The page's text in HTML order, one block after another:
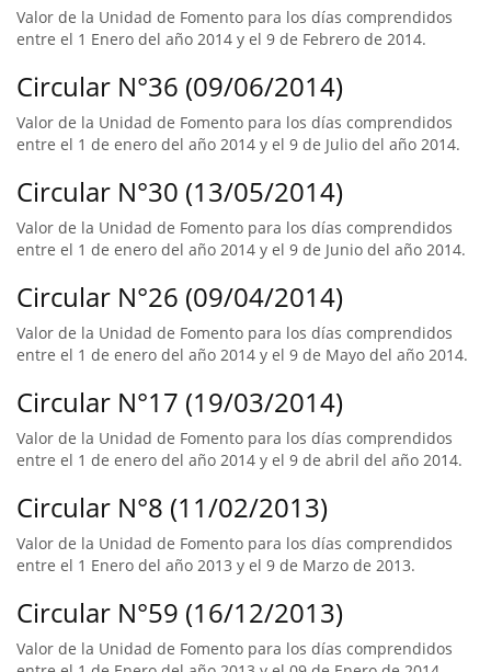
Valor de la Unidad de Fomento para los días comprendidos
entre el 1 Enero del año 2014 y el 9 de Febrero de 2014.
Circular N°36 (09/06/2014)
Valor de la Unidad de Fomento para los días comprendidos
entre el 1 de enero del año 2014 y el 9 de Julio del año 2014.
Circular N°30 (13/05/2014)
Valor de la Unidad de Fomento para los días comprendidos
entre el 1 de enero del año 2014 y el 9 de Junio del año 2014.
Circular N°26 (09/04/2014)
Valor de la Unidad de Fomento para los días comprendidos
entre el 1 de enero del año 2014 y el 9 de Mayo del año 2014.
Circular N°17 (19/03/2014)
Valor de la Unidad de Fomento para los días comprendidos
entre el 1 de enero del año 2014 y el 9 de abril del año 2014.
Circular N°8 (11/02/2013)
Valor de la Unidad de Fomento para los días comprendidos
entre el 1 Enero del año 2013 y el 9 de Marzo de 2013.
Circular N°59 (16/12/2013)
Valor de la Unidad de Fomento para los días comprendidos